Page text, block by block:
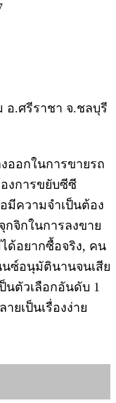
อ.ศรีราชา จ.ชลบุรี
ออกในการขายรถ
งการขยับซีซี
มีความจำเป็นต้อง
จิกในการลงขาย
ด้อยากซื้อจริง, คน
ซ์อนุมัตินานจนเสีย
นตัวเลือกอันดับ 1
ยเป็นเรื่องง่าย